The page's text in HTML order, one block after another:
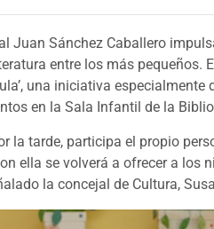
Juan Sánchez Caballero
entre los más pequeños.
una iniciativa
en la Sala Infantil de la
la tarde, participa el propio
ella se volverá a ofrecer a los
la concejal de Cultura,